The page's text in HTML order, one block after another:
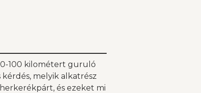
100 kilométert guruló
melyik alkatrész
és ezeket mi